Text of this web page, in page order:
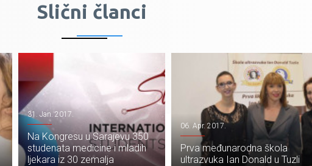
Slični članci
31. Jan. 2017.
Na Kongresu u Sarajevu 350
studenata medicine i mladih
ljekara iz 30 zemalja
06. Apr. 2017.
Prva međunarodna škola
ultrazvuka Ian Donald u Tuzli